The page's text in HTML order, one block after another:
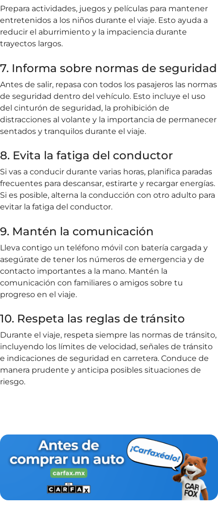
Prepara actividades, juegos y películas para mantener
entretenidos a los niños durante el viaje. Esto ayuda a
reducir el aburrimiento y la impaciencia durante
trayectos largos.
7. Informa sobre normas de seguridad
Antes de salir, repasa con todos los pasajeros las normas
de seguridad dentro del vehículo. Esto incluye el uso
del cinturón de seguridad, la prohibición de
distracciones al volante y la importancia de permanecer
sentados y tranquilos durante el viaje.
8. Evita la fatiga del conductor
Si vas a conducir durante varias horas, planifica paradas
frecuentes para descansar, estirarte y recargar energías.
Si es posible, alterna la conducción con otro adulto para
evitar la fatiga del conductor.
9. Mantén la comunicación
Lleva contigo un teléfono móvil con batería cargada y
asegúrate de tener los números de emergencia y de
contacto importantes a la mano. Mantén la
comunicación con familiares o amigos sobre tu
progreso en el viaje.
10. Respeta las reglas de tránsito
Durante el viaje, respeta siempre las normas de tránsito,
incluyendo los límites de velocidad, señales de tránsito
e indicaciones de seguridad en carretera. Conduce de
manera prudente y anticipa posibles situaciones de
riesgo.